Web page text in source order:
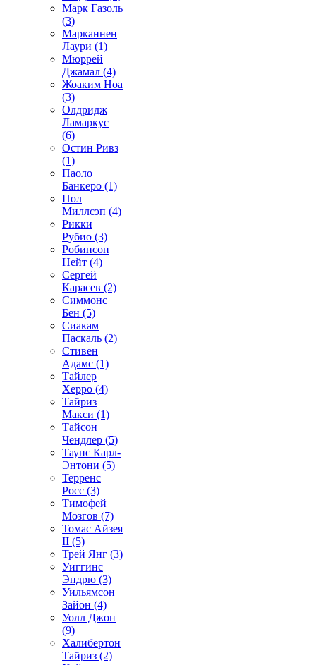
Марк Газоль
(3)
Марканнен
Лаури (1)
Мюррей
Джамал (4)
Жоаким Ноа
(3)
Олдридж
Ламаркус
(6)
Остин Ривз
(1)
Паоло
Банкеро (1)
Пол
Миллсэп (4)
Рикки
Рубио (3)
Робинсон
Нейт (4)
Сергей
Карасев (2)
Симмонс
Бен (5)
Сиакам
Паскаль (2)
Стивен
Адамс (1)
Тайлер
Херро (4)
Тайриз
Макси (1)
Тайсон
Чендлер (5)
Таунс Карл-
Энтони (5)
Терренс
Росс (3)
Тимофей
Мозгов (7)
Томас Айзея
II (5)
Трей Янг (3)
Уиггинс
Эндрю (3)
Уильямсон
Зайон (4)
Уолл Джон
(9)
Халибертон
Тайриз (2)